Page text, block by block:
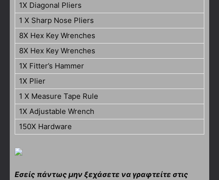
1X Diagonal Pliers
1 X Sharp Nose Pliers
8X Hex Key Wrenches
8X Hex Key Wrenches
1X Fitter’s Hammer
1X Plier
1 X Measure Tape Rule
1X Adjustable Wrench
150X Hardware
Εσείς πάντως μην ξεχάσετε να γραφτείτε στις